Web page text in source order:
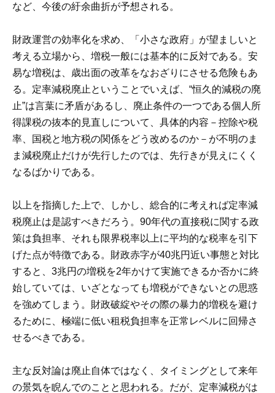
など、今後の紆余曲折が予想される。
財政運営の効率化を求め、「小さな政府」が望ましいと
考える立場から、増税一般には基本的に反対である。安
易な増税は、歳出面の改革をなおざりにさせる危険もあ
る。定率減税廃止ということでいえば、“恒久的減税の廃
止”は言葉に矛盾があるし、廃止条件の一つである個人所
得課税の抜本的見直しについて、具体的内容－控除や税
率、国税と地方税の関係をどう改めるのか－が不明のま
ま減税廃止だけが先行したのでは、先行きが見えにくく
なるばかりである。
以上を指摘した上で、しかし、総合的に考えれば定率減
税廃止は是認すべきだろう。90年代の直接税に関する政
策は負担率、それも限界税率以上に平均的な税率を引下
げた点が特徴である。財政赤字が40兆円近い事態と対比
すると、3兆円の増税を2年かけて実施できるか否かに終
始していては、いざとなっても増税ができないとの思惑
を強めてしまう。財政破綻やその際の暴力的増税を避け
るために、極端に低い租税負担率を正常レベルに回帰さ
せるべきである。
主な反対論は廃止自体ではなく、タイミングとして来年
の景気を睨んでのことと思われる。だが、定率減税がは